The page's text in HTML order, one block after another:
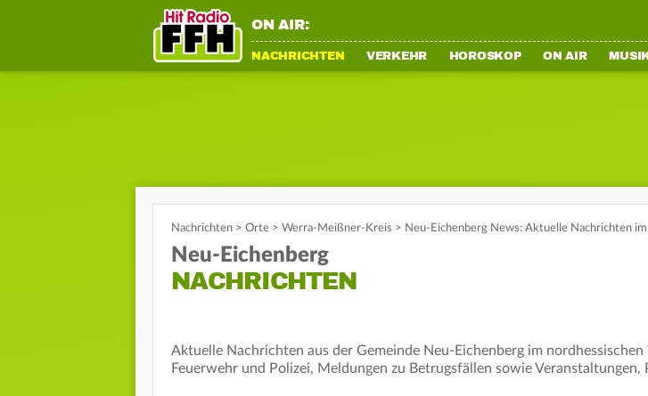
ON AIR:
NACHRICHTEN VERKEHR HOROSKOP ON AIR
Nachrichten > Orte > Werra-Meißner-Kreis > Neu-Eichenberg News: Aktuelle Nachrichten
Neu-Eichenberg
NACHRICHTEN
Aktuelle Nachrichten aus der Gemeinde Neu-Eichenberg im
Feuerwehr und Polizei, Meldungen zu Betrugsfällen sowie